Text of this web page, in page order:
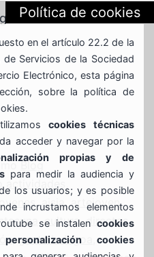
de esta
Blog
actividades
,aisia,artejoven,
,cultura,directos,
,gazte bulegoa
Política de cookies
en el artículo 22.2 de la
Servicios de la Sociedad
Electrónico, esta página
sobre la política de
cookies técnicas
acceder y navegar por la
propias y de
para medir la audiencia y
los usuarios; y es posible
incrustamos elementos
se instalen cookies
cookies